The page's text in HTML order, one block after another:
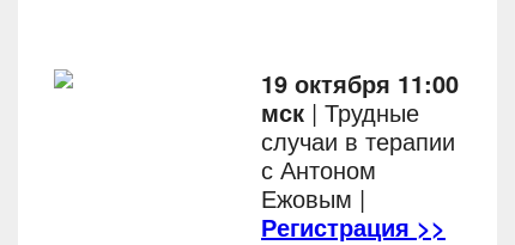
19 октября 11:00
мск | Трудные
случаи в терапии
с Антоном
Ежовым |
Регистрация >>